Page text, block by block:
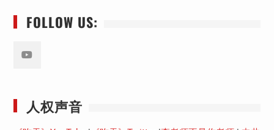
FOLLOW US:
人权声音